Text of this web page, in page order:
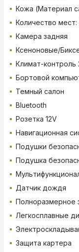
Кожа (Материал
Количество мест:
Камера задняя
Ксеноновые/
Климат-контроль
Бортовой
Темный салон
Bluetooth
Розетка 12V
Навигационная
Подушки
Подушка
Датчик дождя
Полноразмерное
Легкосплавные
Защита картера